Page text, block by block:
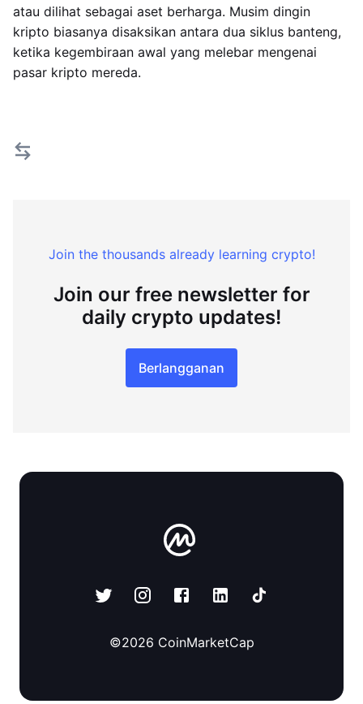
atau dilihat sebagai aset berharga. Musim dingin
kripto biasanya disaksikan antara dua siklus banteng,
ketika kegembiraan awal yang melebar mengenai
pasar kripto mereda.
Join the thousands already learning crypto!
Join our free newsletter for
daily crypto updates!
Berlangganan
©2026 CoinMarketCap